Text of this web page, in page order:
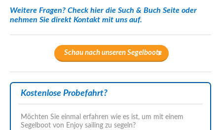
Weitere Fragen? Check hier die Such & Buch Seite oder
nehmen Sie direkt Kontakt mit uns auf.
Schau nach unseren Segelboote
Kostenlose Probefahrt?
Möchten Sie einmal erfahren wie es ist, um mit einem
Segelboot von Enjoy sailing zu segeln?